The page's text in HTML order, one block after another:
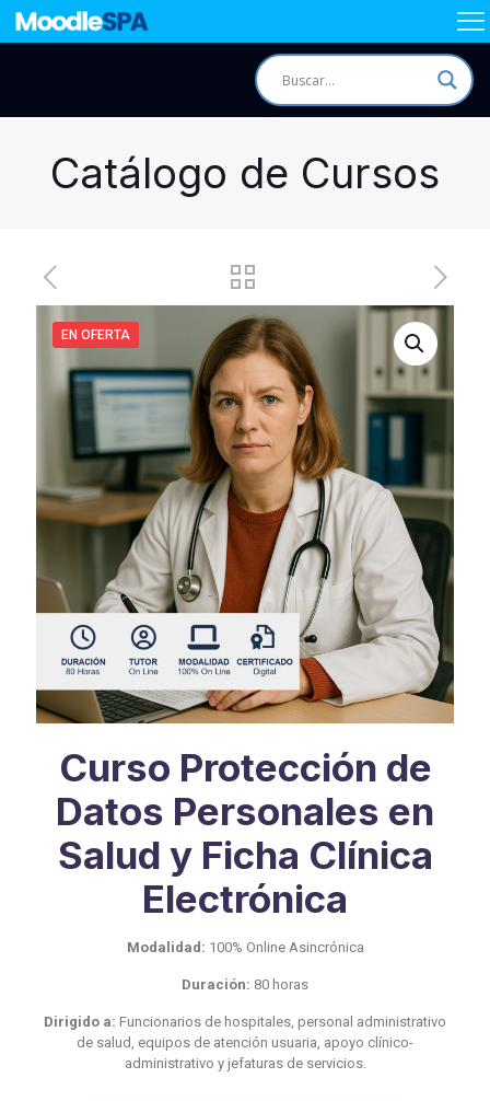
Catálogo de Cursos
EN OFERTA
Curso Protección de
Datos Personales en
Salud y Ficha Clínica
Electrónica
Modalidad: 100% Online Asincrónica
Duración: 80 horas
Dirigido a: Funcionarios de hospitales, personal administrativo
de salud, equipos de atención usuaria, apoyo clínico-
administrativo y jefaturas de servicios.